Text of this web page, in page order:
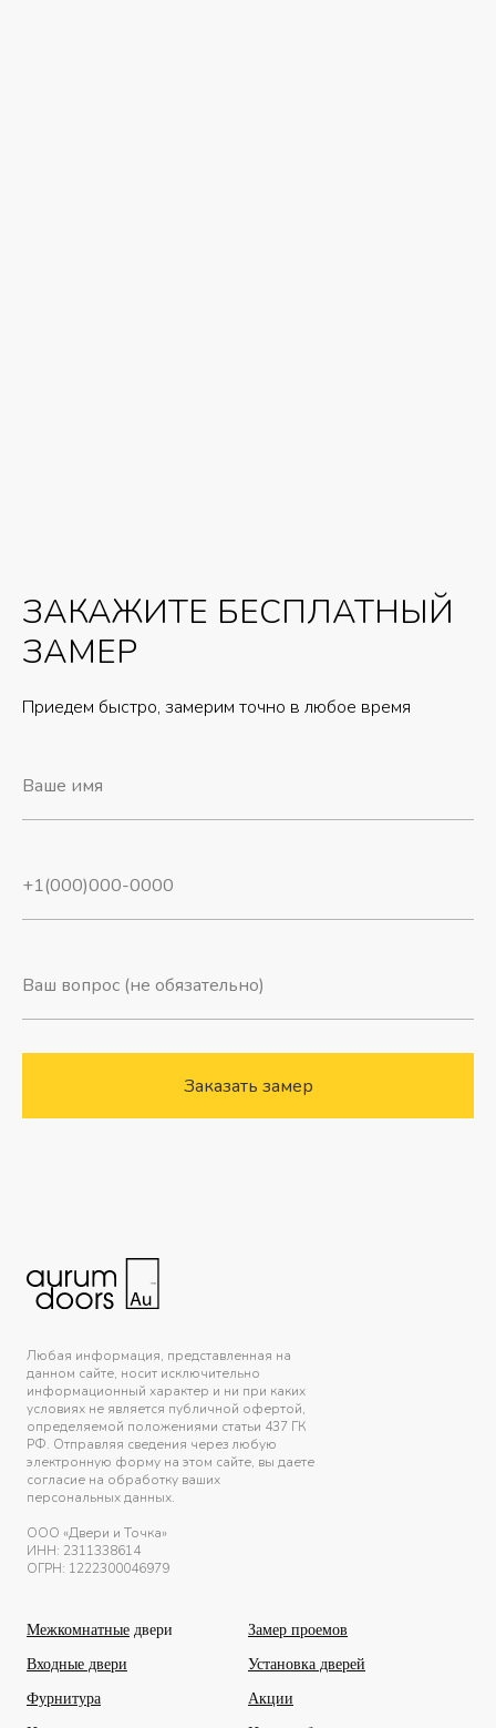
ЗАКАЖИТЕ БЕСПЛАТНЫЙ
ЗАМЕР
Приедем быстро, замерим точно в любое время
Заказать замер
Любая информация, представленная на
данном сайте, носит исключительно
информационный характер и ни при каких
условиях не является публичной офертой,
определяемой положениями статьи 437 ГК
РФ. Отправляя сведения через любую
электронную форму на этом сайте, вы даете
согласие на обработку ваших
персональных данных.
ООО «Двери и Точка»
ИНН: 2311338614
ОГРН: 1222300046979
Межкомнатные двери
Входные двери
Фурнитура
Замер проемов
Установка дверей
Акции